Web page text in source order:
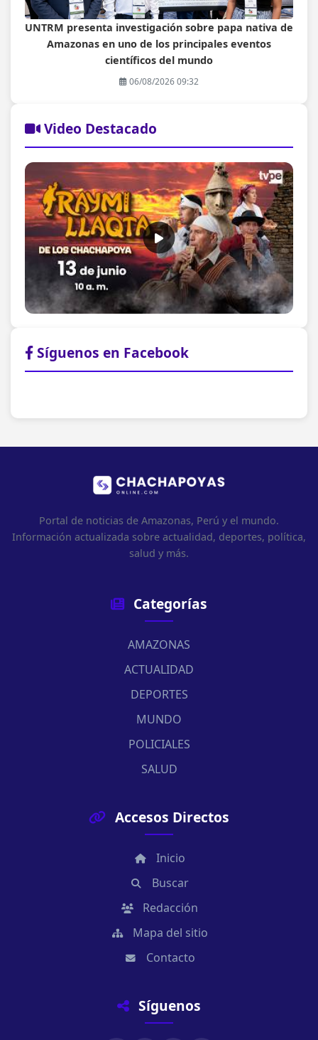
UNTRM presenta investigación sobre papa nativa de
Amazonas en uno de los principales eventos
científicos del mundo
06/08/2026 09:32
Video Destacado
Síguenos en Facebook
Portal de noticias de Amazonas, Perú y el mundo.
Información actualizada sobre actualidad, deportes, política,
salud y más.
Categorías
AMAZONAS
ACTUALIDAD
DEPORTES
MUNDO
POLICIALES
SALUD
Accesos Directos
Inicio
Buscar
Redacción
Mapa del sitio
Contacto
Síguenos